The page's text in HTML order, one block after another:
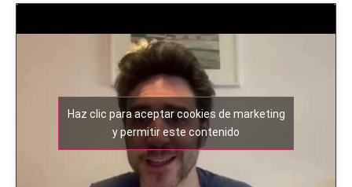
Haz clic para aceptar cookies de marketing
y permitir este contenido